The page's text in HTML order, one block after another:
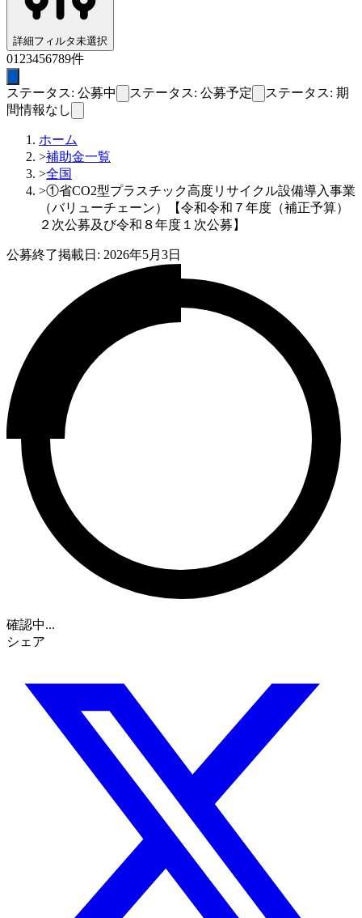
詳細フィルタ未選択
01 23456789件
ステータス: 公募中 ステータス: 公募予定
ステータス: 期
間情報なし
ホーム
>補助金一覧
>全国
>①省CO2型プラスチック高度リサイクル設備導入事業
（バリューチェーン）【令和令和７年度（補正予算）
２次公募及び令和８年度１次公募】
公募終了掲載日: 2026年5月3日
確認中...
シェア